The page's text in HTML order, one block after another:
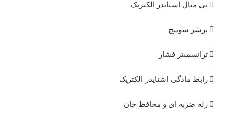
بی متال اشنایدر الکتریک
پرشر سوییچ
ترانسمیتر فشار
رابط مادگی اشنایدر الکتریک
رله ضربه ای و محافظ جان